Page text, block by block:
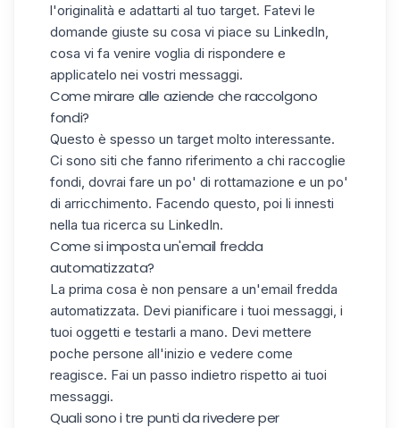
l'originalità e adattarti al tuo target. Fatevi le
domande giuste su cosa vi piace su LinkedIn,
cosa vi fa venire voglia di rispondere e
applicatelo nei vostri messaggi.
Come mirare alle aziende che raccolgono
fondi?
Questo è spesso un target molto interessante.
Ci sono siti che fanno riferimento a chi raccoglie
fondi, dovrai fare un po' di rottamazione e un po'
di arricchimento. Facendo questo, poi li innesti
nella tua ricerca su LinkedIn.
Come si imposta un'email fredda
automatizzata?
La prima cosa è non pensare a un'email fredda
automatizzata. Devi pianificare i tuoi messaggi, i
tuoi oggetti e testarli a mano. Devi mettere
poche persone all'inizio e vedere come
reagisce. Fai un passo indietro rispetto ai tuoi
messaggi.
Quali sono i tre punti da rivedere per